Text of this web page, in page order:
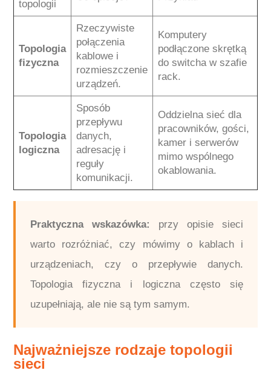
topologii
Topologia
fizyczna
Rzeczywiste
połączenia
kablowe i
rozmieszczenie
urządzeń.
Komputery
podłączone skrętką
do switcha w szafie
rack.
Topologia
logiczna
Sposób
przepływu
danych,
adresację i
reguły
komunikacji.
Oddzielna sieć dla
pracowników, gości,
kamer i serwerów
mimo wspólnego
okablowania.
Praktyczna wskazówka:
przy opisie sieci
warto rozróżniać, czy mówimy o kablach i
urządzeniach, czy o przepływie danych.
Topologia fizyczna i logiczna często się
uzupełniają, ale nie są tym samym.
Najważniejsze rodzaje topologii
sieci